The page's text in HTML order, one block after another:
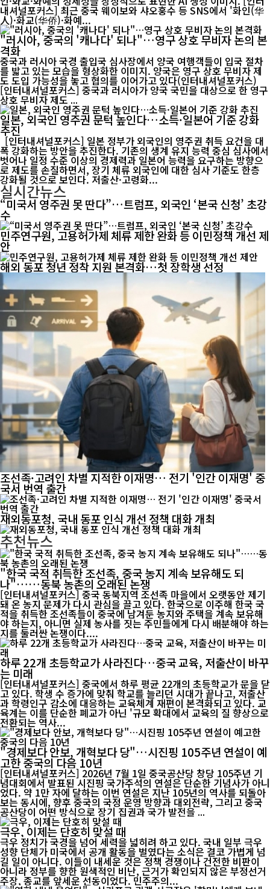
내셔널포커스] 최근 중국 웨이보와 샤오훙수 등 SNS에서 '화인(华
人)·화교(华侨)·화예...
"러시아, 중국의 '캐나다' 되나"…영구 상호 무비자 논의 본
격화
중국과 러시아 국경 출입국 심사장에서 양국 여행객들이 입국 절차
를 밟고 있는 모습을 형상화한 이미지. 양국은 영구 상호 무비자 제
도 도입 가능성을 놓고 협의를 이어가고 있다(인터내셔널포커스)
[인터내셔널포커스] 중국과 러시아가 양국 국민을 대상으로 한 영구
상호 무비자 제도 ...
일본, 외국인 영주권 문턱 높인다…소득·일본어 기준 강화
추진
[인터내셔널포커스] 일본 정부가 외국인의 영주권 취득 요건을 대
폭 강화하는 방안을 추진한다. 기존의 생계 유지 능력 중심 심사에서
벗어나 일정 수준 이상의 경제력과 일본어 능력을 요구하는 방향으
로 제도를 손질하면서, 장기 체류 외국인에 대한 심사 기준도 한층
강화될 것으로 보인다. 저출산·고령화...
실시간뉴스
“미국서 영주권 못 딴다”…트럼프, 외국인 ‘본국 신청’ 초강
수
민주연구원, 고용허가제 체류 제한 완화 등 이민정책 개선 제
안
해외 동포 청년 정착 지원 본격화…첫 장학생 선정
조선족·고려인 차별 지적한 이재명… 전기 '인간 이재명' 중
국서 번역 출간
재외동포청, 국내 동포 인식 개선 정책 대화 개최
추천뉴스
"한국 국적 취득한 조선족, 중국 농지 계속 보유해도 되
나"……동북 농촌의 오래된 논쟁
[인터내셔널포커스] 중국 동북지역 조선족 마을에서 오랫동안 제기
돼 온 농지 문제가 다시 관심을 끌고 있다. 한국으로 이주해 한국 국
적을 취득한 조선족들이 중국에 남겨둔 농지와 주택을 계속 보유해
야 하는지, 아니면 실제 농사를 짓는 주민들에게 다시 배분해야 하는
지를 둘러싼 논쟁이다....
하루 22개 초등학교가 사라진다…중국 교육, 저출산이 바꾸
는 미래
[인터내셔널포커스] 중국에서 하루 평균 22개의 초등학교가 문을 닫
고 있다. 학생 수 증가에 맞춰 학교를 늘리던 시대가 끝나고, 저출산
과 학령인구 감소에 대응하는 교육체계 재편이 본격화되고 있다. 교
육계는 이를 단순한 폐교가 아닌 '규모 확대에서 교육의 질 향상으로
전환되는 역사...
"경제보다 안보, 개혁보다 당"…시진핑 105주년 연설이 예
고한 중국의 다음 10년
[인터내셔널포커스] 2026년 7월 1일 중국공산당 창당 105주년 기
념대회에서 발표된 시진핑 국가주석의 연설은 단순한 기념사가 아니
었다. 약 1만 자에 달하는 이번 연설은 지난 105년의 역사를 되돌아
보는 동시에, 향후 중국의 국정 운영 방향과 대외전략, 그리고 중국
공산당이 어떤 방식으로 장기 집권과 국가 발전을 ...
극우, 이제는 단호히 맞설 때
극우 정치가 국경을 넘어 세력을 넓히려 하고 있다. 국내 일부 극우
성향 단체가 미국에서 공개 활동을 벌였다는 소식은 결코 가볍게 넘
길 일이 아니다. 이들이 내세운 것은 정책 경쟁이나 건전한 비판이
아니라 정부를 향한 원색적인 비난, 근거가 확인되지 않은 부정선거
주장, 종교를 앞세운 선동이었다. 민주주의...